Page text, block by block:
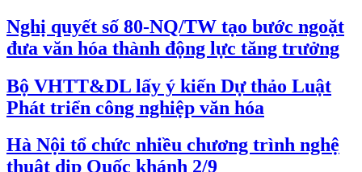
Nghị quyết số 80-NQ/TW tạo bước ngoặt
đưa văn hóa thành động lực tăng trưởng
Bộ VHTT&DL lấy ý kiến Dự thảo Luật
Phát triển công nghiệp văn hóa
Hà Nội tổ chức nhiều chương trình nghệ
thuật dịp Quốc khánh 2/9